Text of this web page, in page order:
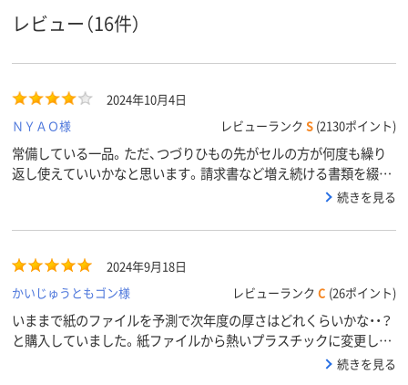
レビュー（16件）
2024年10月4日
ＮＹＡＯ様
レビューランク S (2130ポイント)
常備している一品。ただ、つづりひもの先がセルの方が何度も繰り
返し使えていいかなと思います。請求書など増え続ける書類を綴じ
続きを見る
2024年9月18日
かいじゅうともゴン様
レビューランク C (26ポイント)
いままで紙のファイルを予測で次年度の厚さはどれくらいかな・・？
と購入していました。紙ファイルから熱いプラスチックに変更して
次年度の書類保管の表紙に使っています。背表紙（5ｃｍ～13ｃｍ）
続きを見る